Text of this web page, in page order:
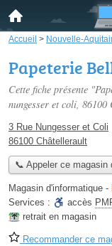
Accueil > Nouvelle-
Papeterie
Cette fiche présente
nungesser et coli, 86100
3 Rue Nungesser et Coli
86100 Châtellerault
📞 Appeler ce magasin
Magasin d'informatique -
Services :
accès
retrait en magasin
Recommander ce